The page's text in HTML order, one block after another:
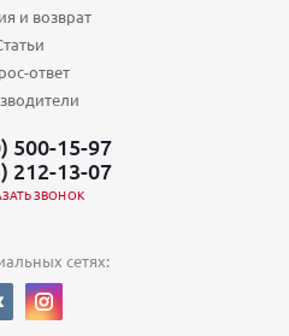
и возврат
ответ
500-15-97
212-13-07
ЗВОНОК
сетях: